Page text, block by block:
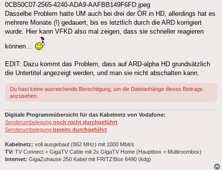
0CB50C07-2565-4240-ADA9-AAFBB149F6FD.jpeg
Dasselbe Problem hatte UM auch bei drei der ÖR in HD, allerdings hat es
mehrere Monate (!) gedauert, bis es letztlich durch die ARD korrigiert
wurde. Hier kann VFKD also mal zeigen, dass sie schneller reagieren
können...
EDIT: Dazu kommt das Problem, dass auf ARD-alpha HD grundsätzlich
die Untertitel angezeigt werden, und man sie nicht abschalten kann.
Du hast keine ausreichende Berechtigung, um die Dateianhänge dieses Beitrags
anzusehen.
Digitale Programmübersicht für das Kabelnetz von Vodafone:
Senderumbelegung noch nicht durchgeführt
Senderumbelegung bereits durchgeführt
Kabelnetz: voll ausgebaut (862 MHz) mit 1000 Mbit/s
TV: TV Connect + GigaTV Cable mit 2x GigaTV Home (Hauptbox + Multiroombox)
Internet: GigaZuhause 250 Kabel mit FRITZ!Box 6490 (kdg)